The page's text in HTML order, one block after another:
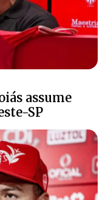
assume
SP